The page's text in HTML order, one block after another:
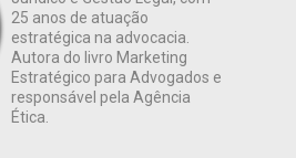
25 anos de atuação
estratégica na advocacia.
Autora do livro Marketing
Estratégico para Advogados e
responsável pela Agência
Ética.